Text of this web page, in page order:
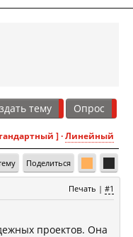
тему Опрос
] ·Линейный
Поделиться
Печать | #1
проектов. Она